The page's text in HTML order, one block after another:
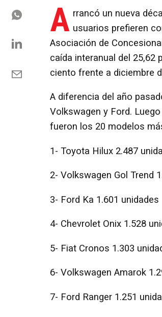
A rrancó un nueva
usuarios prefieren
Asociación de
caída interanual del 25,62
ciento frente a diciembre
A diferencia del año
Volkswagen y Ford.
fueron los 20 modelos
1- Toyota Hilux 2.487
2- Volkswagen Gol Trend
3- Ford Ka 1.601 unidades
4- Chevrolet Onix 1.528
5- Fiat Cronos 1.303
6- Volkswagen Amarok
7- Ford Ranger 1.251